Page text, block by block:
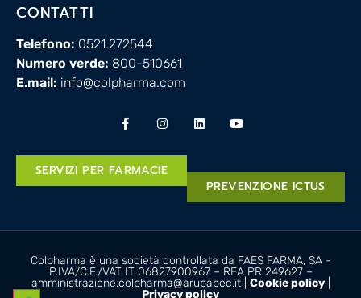
CONTATTI
Telefono: 0521.272544
Numero verde: 800-510661
E.mail: info@colpharma.com
SERVIZI PER FARMACIE
PREVENZIONE ICTUS
Colpharma è una società controllata da FAES FARMA, SA -
P.IVA/C.F./VAT IT 06827900967 – REA PR 249627 –
amministrazione.colpharma@arubapec.it | Cookie policy|
Privacy policy